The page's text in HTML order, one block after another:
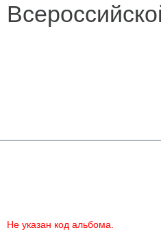
Не указан код альбома.